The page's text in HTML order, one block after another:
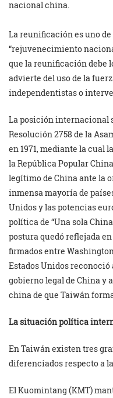
nacional china.
La reunificación es uno
“rejuvenecimiento
que la reunificación debe
advierte del uso de la
independentistas o
La posición internacional
Resolución 2758 de la
en 1971, mediante la cual
la República Popular
legítimo de China ante la
inmensa mayoría de
Unidos y las potencias
política de “Una sola
postura quedó reflejada
firmados entre Washington
Estados Unidos
gobierno legal de China y
china de que Taiwán
La situación política
En Taiwán existen tres
diferenciados respecto a
El Kuomintang (KMT)